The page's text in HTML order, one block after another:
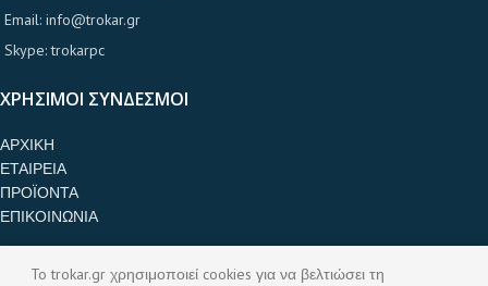
Email: info@trokar.gr
Skype: trokarpc
ΧΡΗΣΙΜΟΙ ΣΥΝΔΕΣΜΟΙ
ΑΡΧΙΚΗ
ΕΤΑΙΡΕΙΑ
ΠΡΟΪΟΝΤΑ
ΕΠΙΚΟΙΝΩΝΙΑ
To trokar.gr χρησιμοποιεί cookies για να βελτιώσει τη